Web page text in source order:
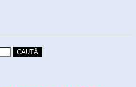
CAUTĂ